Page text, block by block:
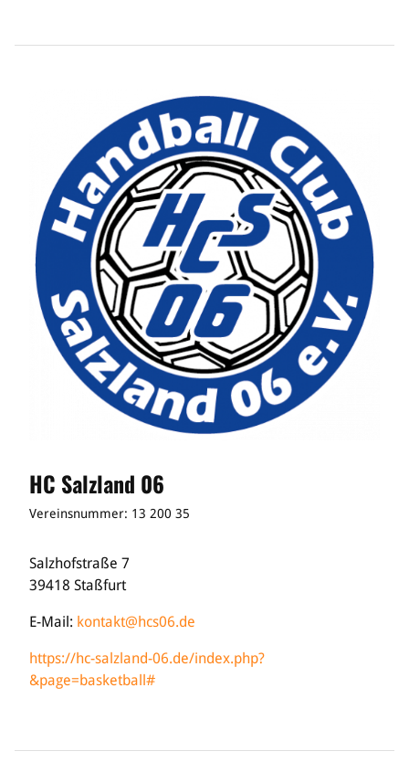
HC Salzland 06
Vereinsnummer: 13 200 35
Salzhofstraße 7
39418 Staßfurt
E-Mail: kontakt@hcs06.de
https://hc-salzland-06.de/index.php?
&page=basketball#